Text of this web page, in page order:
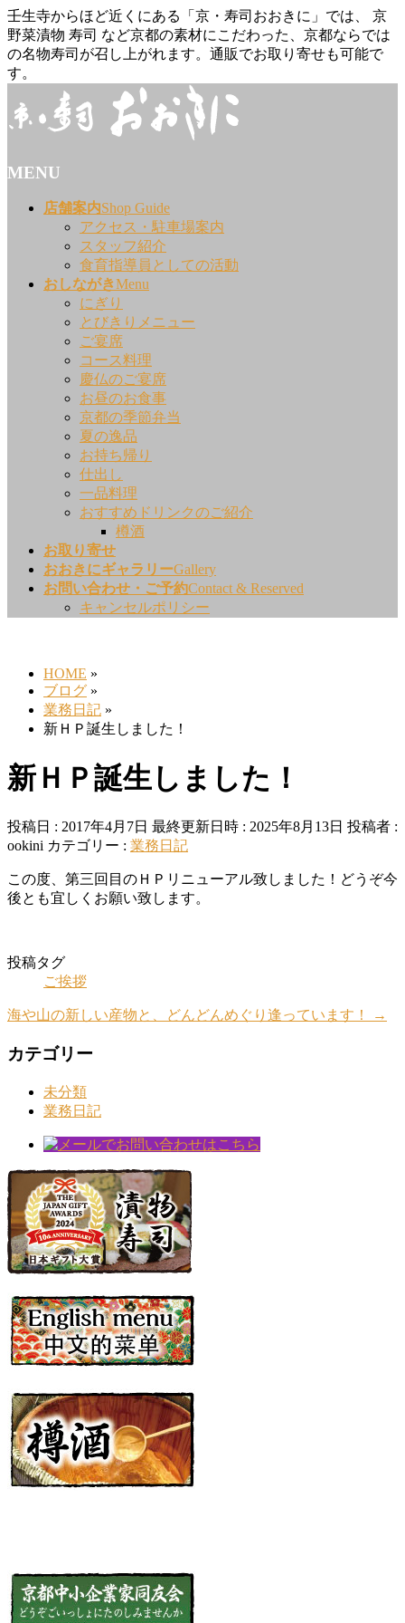
壬生寺からほど近くにある「京・寿司おおきに」では、 京
野菜漬物 寿司 など京都の素材にこだわった、京都ならでは
の名物寿司が召し上がれます。通販でお取り寄せも可能で
す。
MENU
店舗案内Shop Guide
アクセス・駐車場案内
スタッフ紹介
食育指導員としての活動
おしながきMenu
にぎり
とびきりメニュー
ご宴席
コース料理
慶仏のご宴席
お昼のお食事
京都の季節弁当
夏の逸品
お持ち帰り
仕出し
一品料理
おすすめドリンクのご紹介
樽酒
お取り寄せ
おおきにギャラリーGallery
お問い合わせ・ご予約Contact & Reserved
キャンセルポリシー
HOME »
ブログ »
業務日記 »
新ＨＰ誕生しました！
新ＨＰ誕生しました！
投稿日 : 2017年4月7日 最終更新日時 : 2025年8月13日 投稿者 :
ookini カテゴリー : 業務日記
この度、第三回目のＨＰリニューアル致しました！どうぞ今
後とも宜しくお願い致します。
投稿タグ
ご挨拶
海や山の新しい産物と、どんどんめぐり逢っています！ →
カテゴリー
未分類
業務日記